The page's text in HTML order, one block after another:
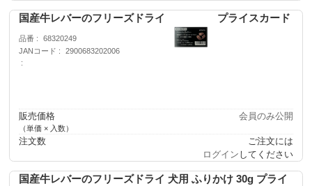
国産牛レバーのフリーズドライ 犬用 120g プライスカード
品番
68320249
JANコード
2900683202006
販売価格
（単価 × 入数）
会員のみ公開
注文数
ご注文には
ログイン してください
国産牛レバーのフリーズドライ 犬用 ふりかけ 30g プライ